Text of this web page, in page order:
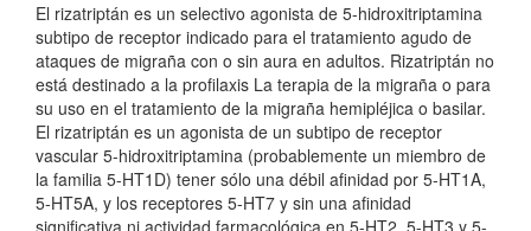
El rizatriptán es un selectivo agonista de 5-hidroxitriptamina
subtipo de receptor indicado para el tratamiento agudo de
ataques de migraña con o sin aura en adultos. Rizatriptán no
está destinado a la profilaxis La terapia de la migraña o para
su uso en el tratamiento de la migraña hemipléjica o basilar.
El rizatriptán es un agonista de un subtipo de receptor
vascular 5-hidroxitriptamina (probablemente un miembro de
la familia 5-HT1D) tener sólo una débil afinidad por 5-HT1A,
5-HT5A, y los receptores 5-HT7 y sin una afinidad
significativa ni actividad farmacológica en 5-HT2, 5-HT3 y 5-